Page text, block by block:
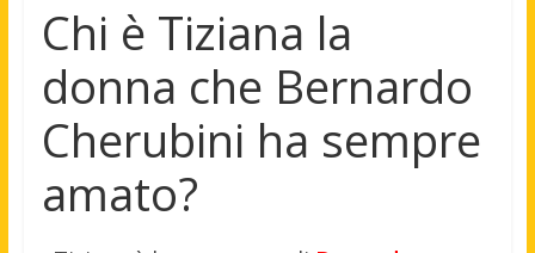
Chi è Tiziana la
donna che Bernardo
Cherubini ha sempre
amato?